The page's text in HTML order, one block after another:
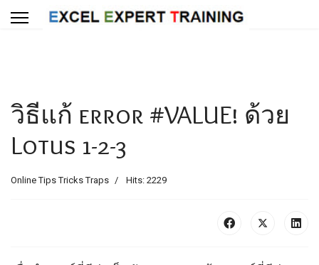
วิธีแก้ error #VALUE! ด้วย
Lotus 1-2-3
Online Tips Tricks Traps Hits: 2229